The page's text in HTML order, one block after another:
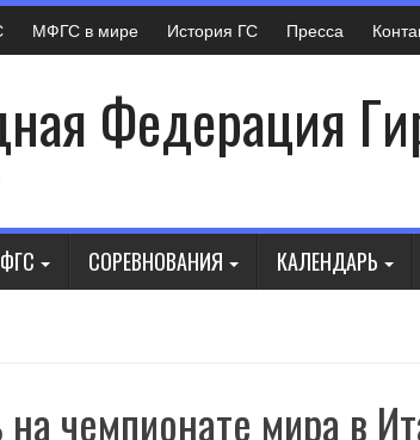
МФГС в мире История ГС Пресса
Федерация
СОРЕВНОВАНИЯ КАЛЕНДАРЬ
чемпионате мира в